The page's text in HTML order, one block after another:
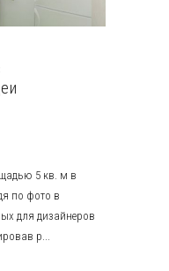
5 кв. м в
по фото в
для дизайнеров
р...